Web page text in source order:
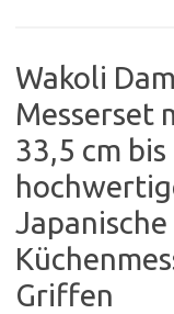
Wakoli
Messerset
33,5 cm
Griffen